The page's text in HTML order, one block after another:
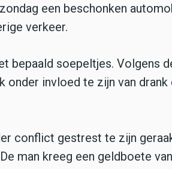
een beschonken
verkeer.
bepaald soepeltjes. Volgens
onder invloed te zijn van
conflict gestrest te zijn
man kreeg een geldboete